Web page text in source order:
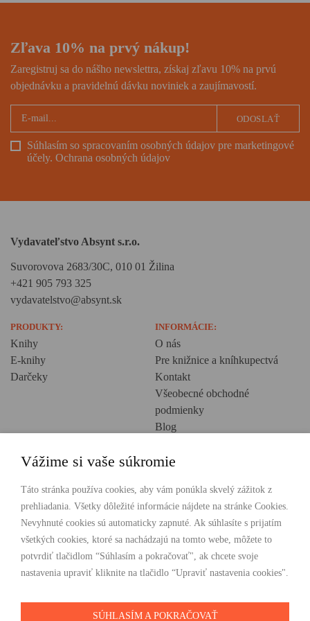
Zľava 10% na prvý nákup!
Zaregistruj sa do nášho newslettra, získaj zľavu 10% na prvú
objednávku a pravidelnú dávku noviniek a zaujímavostí.
Súhlasím so spracovaním osobných údajov pre marketingové
účely. Ochrana osobných údajov
ODOSLAŤ
Vydavateľstvo Absynt s.r.o.
Suvorovova 2683/30C, 010 01 Žilina
+421 905 793 325
vydavatelstvo@absynt.sk
PRODUKTY:
Knihy
E-knihy
Darčeky
INFORMÁCIE:
O nás
Pre knižnice a kníhkupectvá
Kontakt
Všeobecné obchodné
podmienky
Blog
Creative Europe
POHODLNÉ NAKUPOVANIE
Odosielame ihneď nasledujúci pracovný deň
Doprava zdarma už od 49 €
Vážime si vaše súkromie
Táto stránka používa cookies, aby vám ponúkla skvelý zážitok z
prehliadania. Všetky dôležité informácie nájdete na stránke Cookies.
Nevyhnuté cookies sú automaticky zapnuté. Ak súhlasíte s prijatím
všetkých cookies, ktoré sa nachádzajú na tomto webe, môžete to
potvrdiť tlačidlom “Súhlasím a pokračovať", ak chcete svoje
nastavenia upraviť kliknite na tlačidlo “Upraviť nastavenia cookies".
SÚHLASÍM A POKRAČOVAŤ